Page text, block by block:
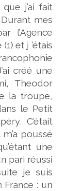
j’ai fait
mes
l’Agence
et j ’étais
créé une
Theodor
la troupe,
le Petit
C’était
poussé
une
pari réussi
je suis
: un